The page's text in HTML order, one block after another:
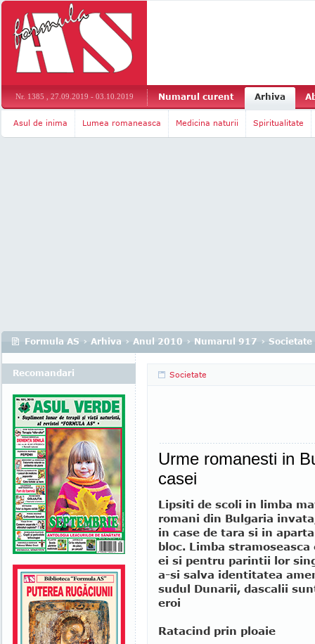
Nr. 1385 , 27.09.2019 - 03.10.2019 Numarul curent Arhiva
Asul de inima Lumea romaneasca Medicina naturii Spiritualitate
Formula AS › Arhiva › Anul 2010 › Numarul 917 › Societate
Societate
Urme romanesti in
casei
Lipsiti de scoli in limba
romani din Bulgaria
in case de tara si in
bloc. Limba
ei si pentru parintii lor
a-si salva identitatea
sudul Dunarii, dascalii
eroi
Ratacind prin ploaie
Recomandari